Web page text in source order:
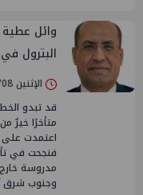
وائل
البترول
الإثنين 08/ديسمبر/2025 - 02:38 م
قد تبدو
متأخرًا خيرٌ
اعتمدت على
فنجحت في
مدروسة
وجنوب شرق